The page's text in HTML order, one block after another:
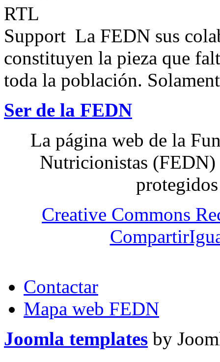
La FEDN sus
constituyen la pieza que
toda la población.
Ser de la FEDN
La página web de la
Nutricionistas (FEDN)
Creative Commons
Contactar
Mapa web FEDN
Joomla templates by